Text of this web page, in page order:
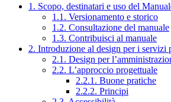
1. Scopo, destinatari e uso del
1.1. Versionamento e storico
1.2. Consultazione del manuale
1.3. Contribuisci al manuale
2. Introduzione al design per i servizi
2.1. Design per
2.2. L’approccio progettuale
2.2.1. Buone pratiche
2.2.2. Principi